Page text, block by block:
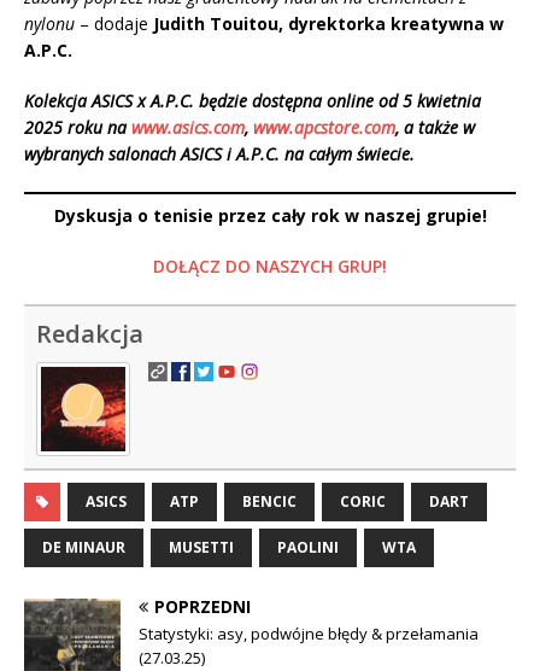
nylonu – dodaje Judith Touitou, dyrektorka kreatywna w
A.P.C.
Kolekcja ASICS x A.P.C. będzie dostępna online od 5 kwietnia
2025 roku nawww.asics.com, www.apcstore.com, a także w
wybranych salonach ASICS i A.P.C. na całym świecie.
Dyskusja o tenisie przez cały rok w naszej grupie!
DOŁĄCZ DO NASZYCH GRUP!
Redakcja
ASICS ATP BENCIC CORIC DART
DE MINAUR MUSETTI PAOLINI WTA
POPRZEDNI
Statystyki: asy, podwójne błędy & przełamania
(27.03.25)